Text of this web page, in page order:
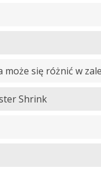
może się różnić w
Shrink